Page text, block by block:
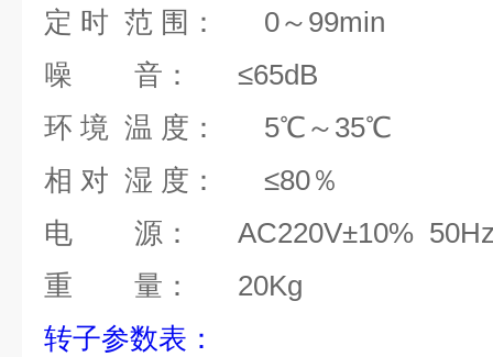
定 时 范 围：
0～99min
噪
音：
≤65dB
环 境 温 度：
5℃～35℃
相 对 湿 度：
≤80％
电
源：
AC220V±10%
重
量：
20Kg
转子参数表：